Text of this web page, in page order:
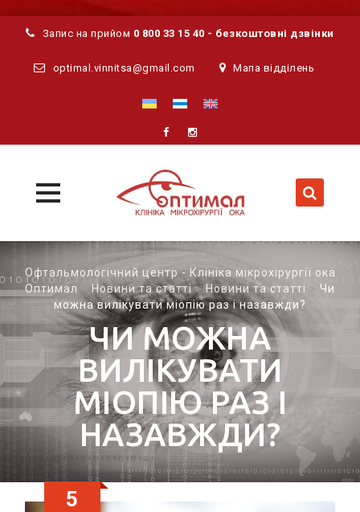
Запис на прийом 0 800 33 15 40 - безкоштовні дзвінки
optimal.vinnitsa@gmail.com Мапа відділень
Skip
to
content
Офтальмологічний центр - Клініка мікрохірургії ока
Оптимал
Новини та статті> Новини та статті > Чи
можна вилікувати міопію раз і назавжди?
ЧИ МОЖНА
ВИЛІКУВАТИ
МІОПІЮ РАЗ І
НАЗАВЖДИ?
5